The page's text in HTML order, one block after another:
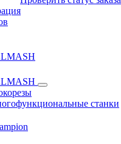
станки